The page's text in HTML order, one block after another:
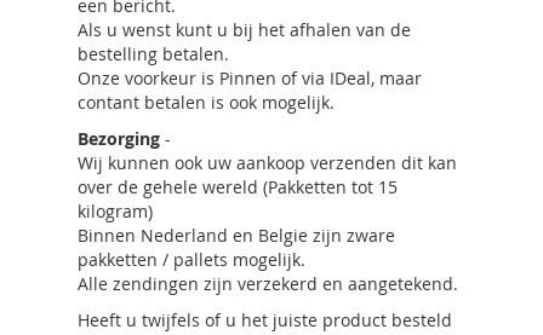
een bericht.
Als u wenst kunt u bij het afhalen van de
bestelling betalen.
Onze voorkeur is Pinnen of via IDeal, maar
contant betalen is ook mogelijk.
Bezorging -
Wij kunnen ook uw aankoop verzenden dit kan
over de gehele wereld (Pakketten tot 15
kilogram)
Binnen Nederland en Belgie zijn zware
pakketten / pallets mogelijk.
Alle zendingen zijn verzekerd en aangetekend.
Heeft u twijfels of u het juiste product besteld